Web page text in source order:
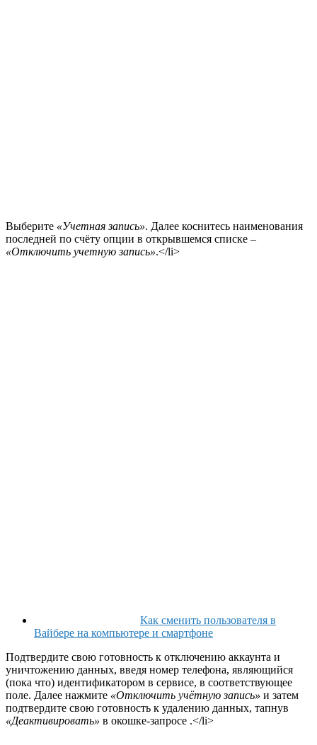
Выберите «Учетная запись». Далее коснитесь наименования
последней по счёту опции в открывшемся списке –
«Отключить учетную запись».</li>
Как сменить пользователя в
Вайбере на компьютере и смартфоне
Подтвердите свою готовность к отключению аккаунта и
уничтожению данных, введя номер телефона, являющийся
(пока что) идентификатором в сервисе, в соответствующее
поле. Далее нажмите «Отключить учётную запись» и затем
подтвердите свою готовность к удалению данных, тапнув
«Деактивировать» в окошке-запросе .</li>